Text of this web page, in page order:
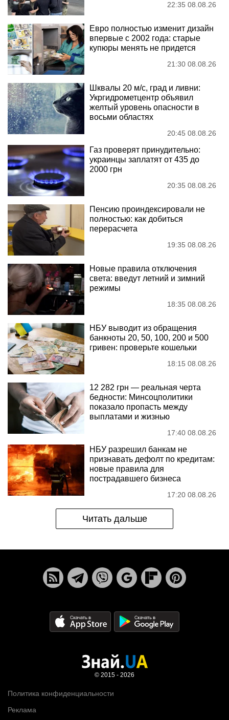
22:35 08.08.26
Евро полностью изменит дизайн
впервые с 2002 года: старые
купюры менять не придется
21:30 08.08.26
Шквалы 20 м/с, град и ливни:
Укргидрометцентр объявил
желтый уровень опасности в
восьми областях
20:45 08.08.26
Газ проверят принудительно:
украинцы заплатят от 435 до
2000 грн
20:35 08.08.26
Пенсию проиндексировали не
полностью: как добиться
перерасчета
19:35 08.08.26
Новые правила отключения
света: введут летний и зимний
режимы
18:35 08.08.26
НБУ выводит из обращения
банкноты 20, 50, 100, 200 и 500
гривен: проверьте кошельки
18:15 08.08.26
12 282 грн — реальная черта
бедности: Минсоцполитики
показало пропасть между
выплатами и жизнью
17:40 08.08.26
НБУ разрешил банкам не
признавать дефолт по кредитам:
новые правила для
пострадавшего бизнеса
17:20 08.08.26
Читать дальше
Политика конфиденциальности
Реклама
© 2015 - 2026